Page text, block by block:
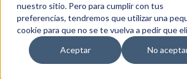
nuestro sitio. Pero para cumplir con tus
preferencias, tendremos que utilizar una
cookie para que no se te vuelva a pedir que
Aceptar
No
Home / Decisiones estratégicas y